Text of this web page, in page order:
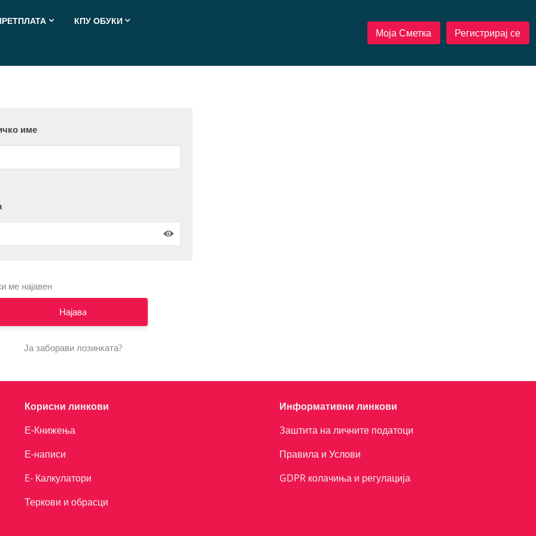
КПУ ОБУКИ
Моја Сметка Регистрирај се
име
ме најавен
Ја заборави лозинката?
Корисни линкови
Е-Книжења
Е-написи
E- Калкулатори
Теркови и обрасци
Информативни линкови
Заштита на личните податоци
Правила и Услови
GDPR колачиња и регулација